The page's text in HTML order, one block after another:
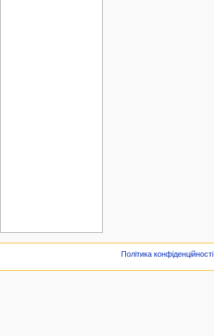
Політика конфіденційності